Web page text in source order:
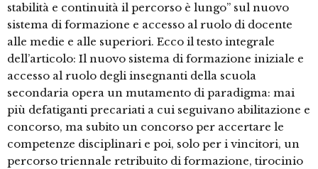
stabilità e continuità il percorso è lungo” sul nuovo
sistema di formazione e accesso al ruolo di docente
alle medie e alle superiori. Ecco il testo integrale
dell’articolo: Il nuovo sistema di formazione iniziale e
accesso al ruolo degli insegnanti della scuola
secondaria opera un mutamento di paradigma: mai
più defatiganti precariati a cui seguivano abilitazione e
concorso, ma subito un concorso per accertare le
competenze disciplinari e poi, solo per i vincitori, un
percorso triennale retribuito di formazione, tirocinio